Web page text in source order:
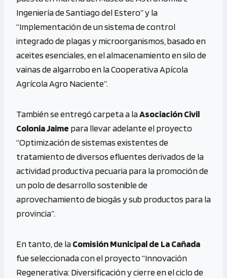
Ingeniería de Santiago del Estero” y la
“Implementación de un sistema de control
integrado de plagas y microorganismos, basado en
aceites esenciales, en el almacenamiento en silo de
vainas de algarrobo en la Cooperativa Apícola
Agrícola Agro Naciente”.
También se entregó carpeta a laAsociación Civil
Colonia Jaime para llevar adelante el proyecto
“Optimización de sistemas existentes de
tratamiento de diversos efluentes derivados de la
actividad productiva pecuaria para la promoción de
un polo de desarrollo sostenible de
aprovechamiento de biogás y sub productos para la
provincia”.
En tanto, de laComisión Municipal de La Cañada
fue seleccionada con el proyecto “Innovación
Regenerativa: Diversificación y cierre en el ciclo de